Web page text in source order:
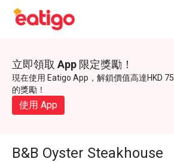
立即領取 App 限定獎勵！
現在使用 Eatigo App，解鎖價值高達HKD 75
的獎勵！
使用 App
B&B Oyster Steakhouse